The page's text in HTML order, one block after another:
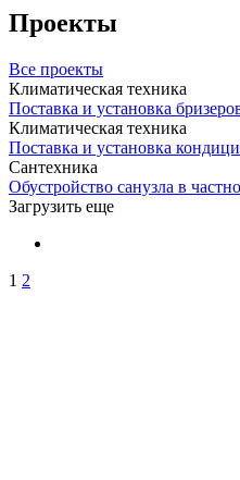
Проекты
Все проекты
Климатическая техника
Поставка и установка
Климатическая техника
Поставка и установка
Сантехника
Обустройство санузла в
Загрузить еще
1 2